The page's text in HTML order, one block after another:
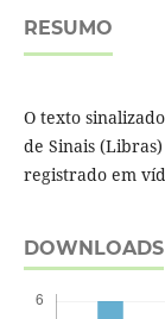
RESUMO
O texto
de Sinais (Libras)
registrado em
DOWNLOADS